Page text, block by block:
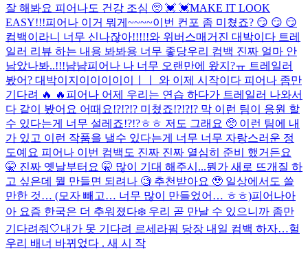
잘 해봐요 피어나도 건강 조심 🥺 💓 💓MAKE IT LOOK
EASY!!!피어나 이거 뭐게~~~~이번 컨포 좀 미쳤죠? 😏 😏 😏
컴백이라니 너무 신나잖아!!!!!와 위버스매거진 대박이다 트레
일러 리뷰 하는 내용 봐봐용 너무 좋당우리 컴백 진짜 얼마 안
남았나봐..!!!냠냠피어나 나 너무 오랜만에 왔지?ㅠ 트레일러
봤어? 대박이지이이이이이ㅣㅣ 와 이제 시작이다 피어나 좀만
기다려 🔥 🔥 피어나 어제 우리는 연습 하다가 트레일러 나와서
다 같이 봤어요 어때요!?!?!? 미쳤죠!?!?!? 막 이런 팀이 응원 할
수 있다는게 너무 설레죠!?!?ㅎㅎ 저도 그래요 🥺 이런 팀에 내
가 있고 이런 작품을 낼수 있다는게 너무 너무 자랑스러운 정
도예요 피어나 이번 컴백도 진짜 진짜 열심히 준비 했거든요
🤫 진짜 옛날부터요 🤫 많이 기대 해주시...뭔가 새로 뜨개질 하
고 싶은데 뭘 만들면 되려나 🧐 추천받아요 🥹 일상에서도 쓸
만한 것… (모자 빼고… 너무 많이 만들었어… ㅎㅎ)피어나아
아 요즘 한국은 더 추워졌다❄️ 우리 곧 만날 수 있으니까 좀만
기다려줘🤍내가 못 기다려 르세라핌 당장 내일 컴백 하자…헐
우리 배너 바뀌었다 . 새 시 작